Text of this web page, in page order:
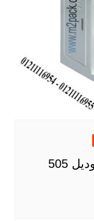
ماكينات تعبه وتغليف عصائر موديل 505